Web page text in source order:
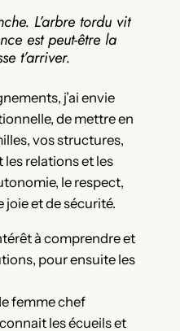
L’arbre tordu vit
est peut-être la
t’arriver.
j’ai envie
de mettre en
vos structures,
relations et les
le respect,
et de sécurité.
à comprendre et
pour ensuite les
femme chef
les écueils et